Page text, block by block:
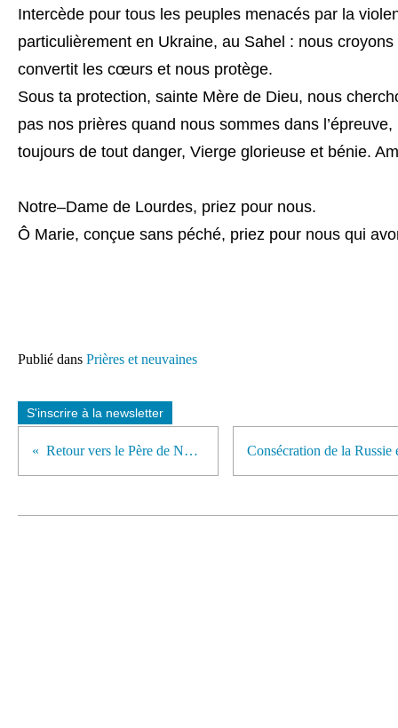
Intercède pour tous les peuples menacés par la
particulièrement en Ukraine, au Sahel : nous croyons
convertit les cœurs et nous protège.
Sous ta protection, sainte Mère de Dieu, nous
pas nos prières quand nous sommes dans
toujours de tout danger, Vierge glorieuse et bénie.
Notre–Dame de Lourdes, priez pour nous.
Ô Marie, conçue sans péché, priez pour nous qui
Publié dans Prières et neuvaines
S'inscrire à la newsletter
Retour vers le Père de Nadine Loyau